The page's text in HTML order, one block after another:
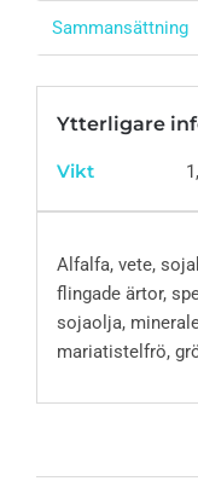
Sammansättning
Ytterligare
Vikt
Alfalfa, vete,
flingade ärtor,
sojaolja,
mariatistelfrö,